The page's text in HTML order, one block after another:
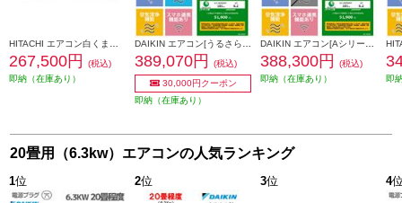
267,500円
(税込)
即納（在庫あり）
389,070円
(税込)
30,000円クーポン
即納（在庫あり）
388,300円
(税込)
即納（在庫あり）
即
20畳用（6.3kw）エアコンの人気ランキング
1位 2位 3位 4